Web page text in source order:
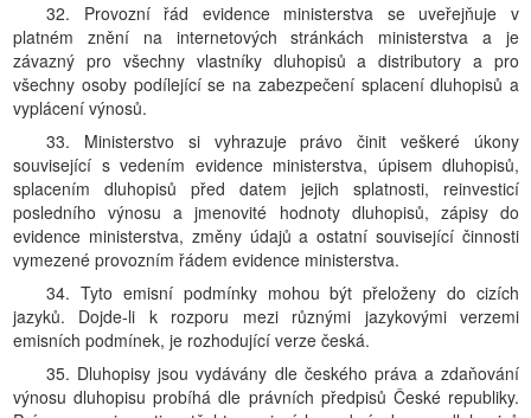
32. Provozní řád evidence ministerstva se uveřejňuje v
platném znění na internetových stránkách ministerstva a je
závazný pro všechny vlastníky dluhopisů a distributory a pro
všechny osoby podílející se na zabezpečení splacení dluhopisů a
vyplácení výnosů.
33. Ministerstvo si vyhrazuje právo činit veškeré úkony
související s vedením evidence ministerstva, úpisem dluhopisů,
splacením dluhopisů před datem jejich splatnosti, reinvesticí
posledního výnosu a jmenovité hodnoty dluhopisů, zápisy do
evidence ministerstva, změny údajů a ostatní související činnosti
vymezené provozním řádem evidence ministerstva.
34. Tyto emisní podmínky mohou být přeloženy do cizích
jazyků. Dojde-li k rozporu mezi různými jazykovými verzemi
emisních podmínek, je rozhodující verze česká.
35. Dluhopisy jsou vydávány dle českého práva a zdaňování
výnosu dluhopisu probíhá dle právních předpisů České republiky.